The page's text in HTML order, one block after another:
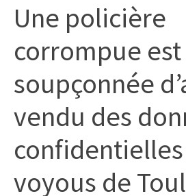
météo,
faits
divers
initiatives
citoyennes
Une policière
corrompue est
soupçonnée
vendu des
voyous de